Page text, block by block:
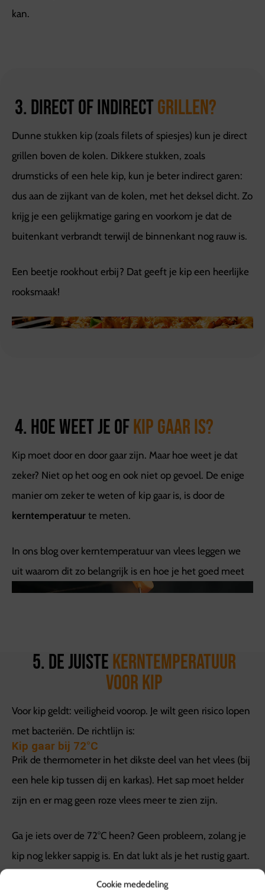
Cookie mededeling
kan.
3. Direct of indirectgrillen?
Dunne stukken kip (zoals filets of spiesjes) kun je direct
grillen boven de kolen. Dikkere stukken, zoals
drumsticks of een hele kip, kun je beter indirect garen:
dus aan de zijkant van de kolen, met het deksel dicht. Zo
krijg je een gelijkmatige garing en voorkom je dat de
buitenkant verbrandt terwijl de binnenkant nog rauw is.
Een beetje rookhout erbij? Dat geeft je kip een heerlijke
rooksmaak!
4. Hoe weet je ofkip gaar is?
Kip moet door en door gaar zijn. Maar hoe weet je dat
zeker? Niet op het oog en ook niet op gevoel. De enige
manier om zeker te weten of kip gaar is, is door de
kerntemperatuur te meten.
In ons blog over kerntemperatuur van vlees leggen we
uit waarom dit zo belangrijk is en hoe je het goed meet
5. De juistekerntemperatuur
voor kip
Voor kip geldt: veiligheid voorop. Je wilt geen risico lopen
met bacteriën. De richtlijn is:
Kip gaar bij 72°C
Prik de thermometer in het dikste deel van het vlees (bij
een hele kip tussen dij en karkas). Het sap moet helder
zijn en er mag geen roze vlees meer te zien zijn.
Ga je iets over de 72°C heen? Geen probleem, zolang je
kip nog lekker sappig is. En dat lukt als je het rustig gaart.